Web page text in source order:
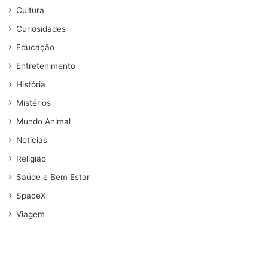
Cultura
Curiosidades
Educação
Entretenimento
História
Mistérios
Mundo Animal
Noticias
Religião
Saúde e Bem Estar
SpaceX
Viagem